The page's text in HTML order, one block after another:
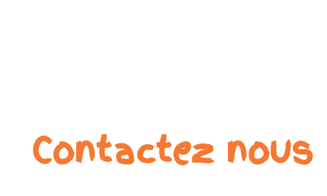
Contactez nous